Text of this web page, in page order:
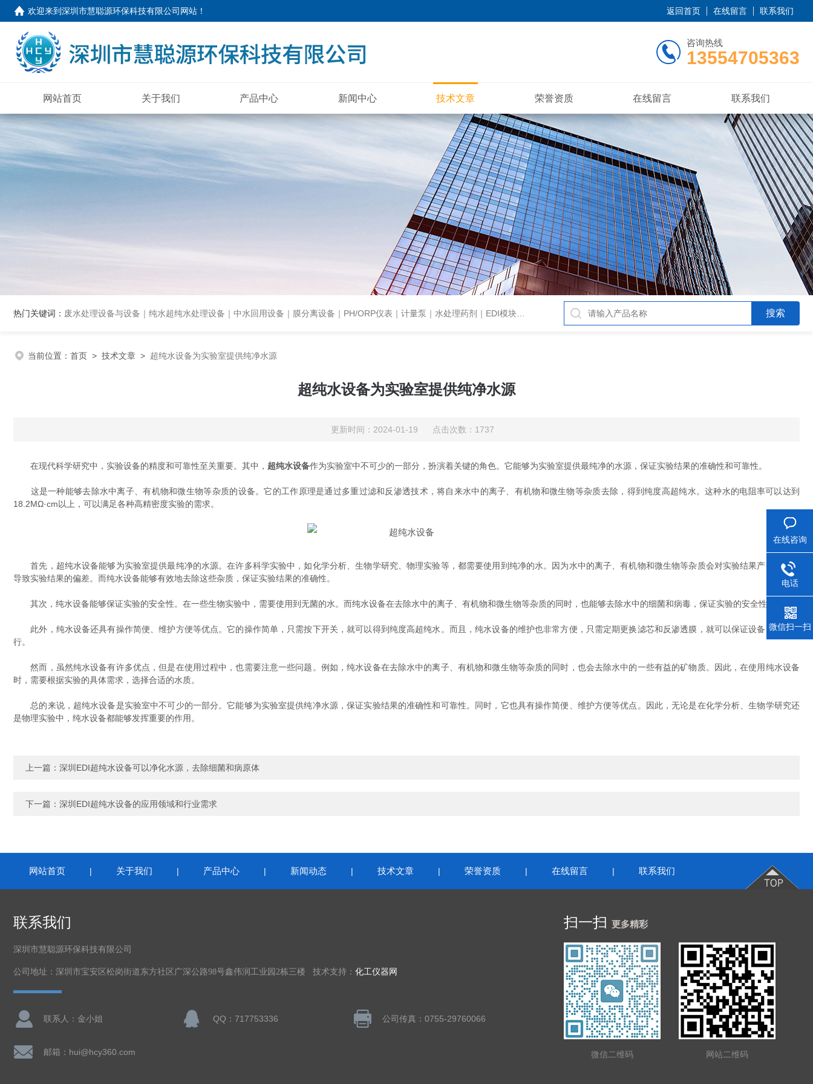
欢迎来到深圳市慧聪源环保科技有限公司网站 ！ 返回首页 在线留言 联系我们
咨询热线
13554705363
网站首页 关于我们 产品中心 新闻中心 技术文章 荣誉资质 在线留言 联系我们
热门关键词： 废水处理设备与设备｜纯水超纯水处理设备｜中水回用设备｜膜分离设备｜PH/ORP仪表｜计量泵｜水处理药剂｜EDI模块代理｜EDI模块维修
当前位置： 首页 > 技术文章 > 超纯水设备为实验室提供纯净水源
超纯水设备为实验室提供纯净水源
更新时间：2024-01-19 点击次数：1737
在现代科学研究中，实验设备的精度和可靠性至关重要。其中， 超纯水设备作为实验室中不可少的一部分，扮演着关键的角色。它能够为实验室提供最纯净的水源，保证实验结果的准确性和可靠性。
这是一种能够去除水中离子、有机物和微生物等杂质的设备。它的工作原理是通过多重过滤和反渗透技术，将自来水中的离子、有机物和微生物等杂质去除，得到纯度高超纯水。这种水的电阻率可以达到
18.2MΩ·cm以上，可以满足各种高精密度实验的需求。
首先，超纯水设备能够为实验室提供最纯净的水源。在许多科学实验中，如化学分析、生物学研究、物理实验等，都需要使用到纯净的水。因为水中的离子、有机物和微生物等杂质会对实验结果产生影响，
导致实验结果的偏差。而纯水设备能够有效地去除这些杂质，保证实验结果的准确性。
其次，纯水设备能够保证实验的安全性。在一些生物实验中，需要使用到无菌的水。而纯水设备在去除水中的离子、有机物和微生物等杂质的同时，也能够去除水中的细菌和病毒，保证实验的安全性。
此外，纯水设备还具有操作简便、维护方便等优点。它的操作简单，只需按下开关，就可以得到纯度高超纯水。而且，纯水设备的维护也非常方便，只需定期更换滤芯和反渗透膜，就可以保证设备的正常运
行。
然而，虽然纯水设备有许多优点，但是在使用过程中，也需要注意一些问题。例如，纯水设备在去除水中的离子、有机物和微生物等杂质的同时，也会去除水中的一些有益的矿物质。因此，在使用纯水设备
时，需要根据实验的具体需求，选择合适的水质。
总的来说，超纯水设备是实验室中不可少的一部分。它能够为实验室提供纯净水源，保证实验结果的准确性和可靠性。同时，它也具有操作简便、维护方便等优点。因此，无论是在化学分析、生物学研究还
是物理实验中，纯水设备都能够发挥重要的作用。
上一篇： 深圳EDI超纯水设备可以净化水源，去除细菌和病原体
下一篇： 深圳EDI超纯水设备的应用领域和行业需求
网站首页 | 关于我们 | 产品中心 | 新闻动态 | 技术文章 | 荣誉资质 | 在线留言 | 联系我们
联系我们
深圳市慧聪源环保科技有限公司
公司地址：深圳市宝安区松岗街道东方社区广深公路98号鑫伟润工业园2栋三楼 技术支持： 化工仪器网
联系人：金小姐 QQ：717753336 公司传真：0755-29760066
邮箱：hui@hcy360.com
扫一扫 更多精彩
微信二维码 网站二维码
在线咨询
电话
微信扫一扫